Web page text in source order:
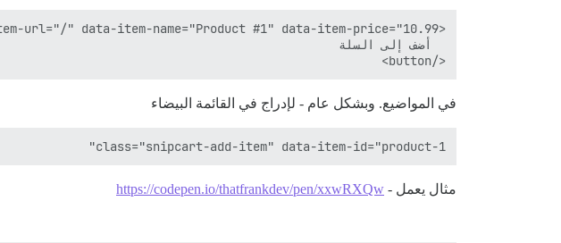
</button>
في المواضيع. وبشكل عام - لإدراج في القائمة البيضاء
class="snipcart-add-item" data-item-id="product-1"
مثال يعمل - https://codepen.io/thatfrankdev/pen/xxwRXQw